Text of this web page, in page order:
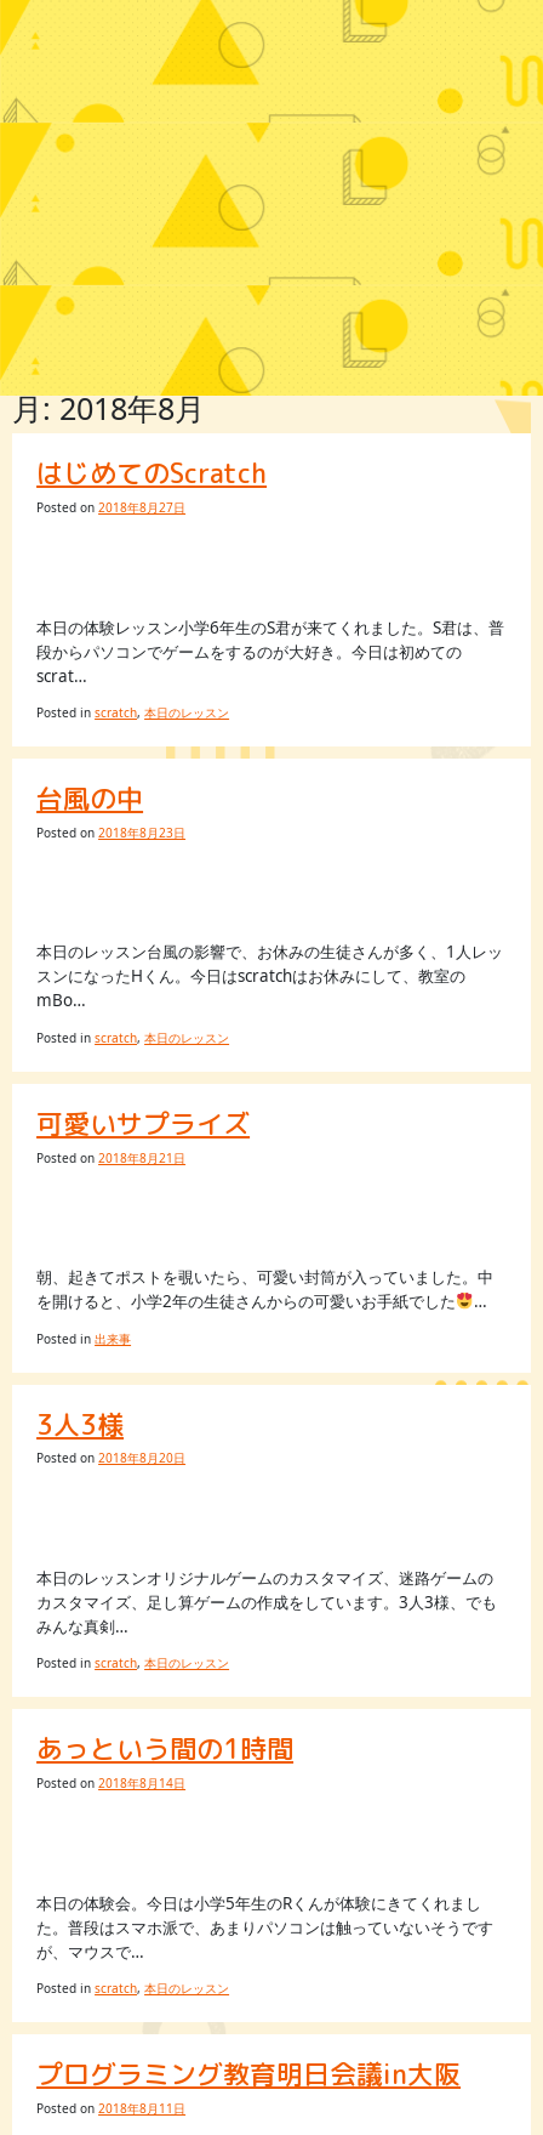
月:2018年8月
はじめてのScratch
Posted on2018年8月27日
本日の体験レッスン小学6年生のS君が来てくれました。S君は、普
段からパソコンでゲームをするのが大好き。今日は初めての
scrat…
Posted inscratch,本日のレッスン
台風の中
Posted on2018年8月23日
本日のレッスン台風の影響で、お休みの生徒さんが多く、1人レッ
スンになったHくん。今日はscratchはお休みにして、教室の
mBo…
Posted inscratch,本日のレッスン
可愛いサプライズ
Posted on2018年8月21日
朝、起きてポストを覗いたら、可愛い封筒が入っていました。中
を開けると、小学2年の生徒さんからの可愛いお手紙でした
…
Posted in出来事
3人3様
Posted on2018年8月20日
本日のレッスンオリジナルゲームのカスタマイズ、迷路ゲームの
カスタマイズ、足し算ゲームの作成をしています。3人3様、でも
みんな真剣…
Posted inscratch,本日のレッスン
あっという間の1時間
Posted on2018年8月14日
本日の体験会。今日は小学5年生のRくんが体験にきてくれまし
た。普段はスマホ派で、あまりパソコンは触っていないそうです
が、マウスで…
Posted inscratch,本日のレッスン
プログラミング教育明日会議in大阪
Posted on2018年8月11日